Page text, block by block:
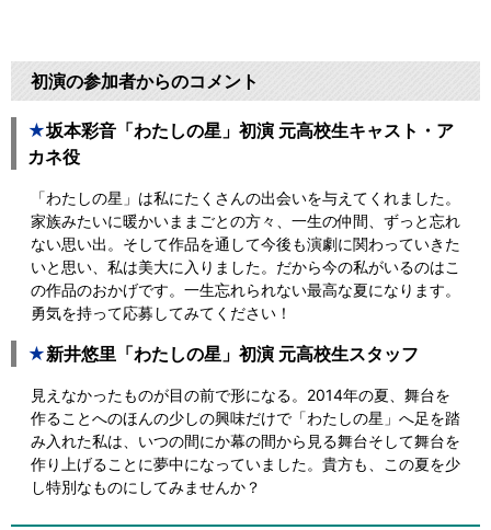
初演の参加者からのコメント
★坂本彩音「わたしの星」初演 元高校生キャスト・ア
カネ役
「わたしの星」は私にたくさんの出会いを与えてくれました。
家族みたいに暖かいままごとの方々、一生の仲間、ずっと忘れ
ない思い出。そして作品を通して今後も演劇に関わっていきた
いと思い、私は美大に入りました。だから今の私がいるのはこ
の作品のおかげです。一生忘れられない最高な夏になります。
勇気を持って応募してみてください！
★新井悠里「わたしの星」初演 元高校生スタッフ
見えなかったものが目の前で形になる。2014年の夏、舞台を
作ることへのほんの少しの興味だけで「わたしの星」へ足を踏
み入れた私は、いつの間にか幕の間から見る舞台そして舞台を
作り上げることに夢中になっていました。貴方も、この夏を少
し特別なものにしてみませんか？